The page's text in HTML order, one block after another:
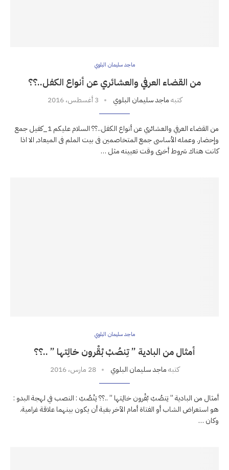
ماجد سليمان البلوي
من القضاء العرفي والعشائري عن أنواع الكفل..؟؟
كتبهماجد سليمان البلوي 3 أغسطس، 2016
من القضاء العرفي والعشائري عن أنواع الكفل..؟؟ السلام عليكم 1_كفيل جمع
وإحضار. وعمله الأساسى جمع المتخاصمين فى بيت الملم فى الميعاد, الا اذا
كانت هناك شروط أخرى وقت تعيينه مثل …
ماجد سليمان البلوي
أمثال من البادية ” تِنصُبْ بْقْرون خالِتها ” ..؟؟
كتبهماجد سليمان البلوي 28 مارس، 2016
أمثال من البادية ” تِنصُبْ بْقْرون خالِتها ” ..؟؟ تِنْصُبْ : النصب في لهجة البدو :
هو استعراض الشاب أو الفتاة أمام الآخر بغية أن يكون بينهما علاقة غرامية.
وكان …